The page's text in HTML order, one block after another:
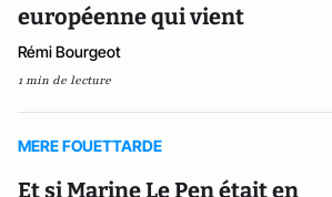
européenne qui vient
Rémi Bourgeot
1 min de lecture
MERE FOUETTARDE
Et si Marine Le Pen était en